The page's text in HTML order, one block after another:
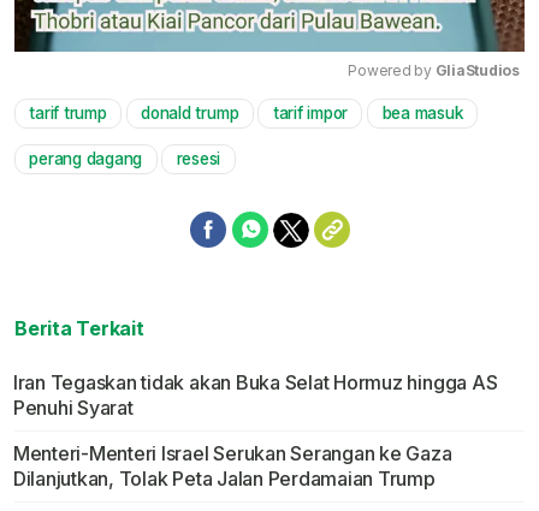
Mute
Powered by GliaStudios
tarif trump donald trump tarif impor bea masuk
perang dagang resesi
Berita Terkait
Iran Tegaskan tidak akan Buka Selat Hormuz hingga AS
Penuhi Syarat
Menteri-Menteri Israel Serukan Serangan ke Gaza
Dilanjutkan, Tolak Peta Jalan Perdamaian Trump